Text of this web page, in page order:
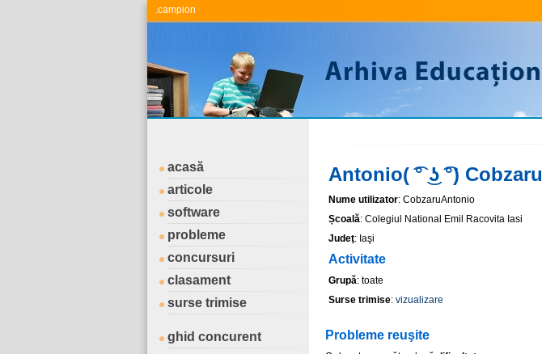
.campion
acasă
articole
software
probleme
concursuri
clasament
surse trimise
ghid concurent
Antonio( ͡° ͜ʖ ͡°) Cobzaru
Nume utilizator: CobzaruAntonio
Școală: Colegiul National Emil Racovita Iasi
Judeţ: Iaşi
Activitate
Grupă: toate
Surse trimise: vizualizare
Probleme reuşite